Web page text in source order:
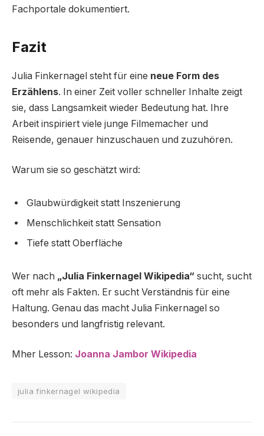
Fachportale dokumentiert.
Fazit
Julia Finkernagel steht für eine neue Form des
Erzählens. In einer Zeit voller schneller Inhalte zeigt
sie, dass Langsamkeit wieder Bedeutung hat. Ihre
Arbeit inspiriert viele junge Filmemacher und
Reisende, genauer hinzuschauen und zuzuhören.
Warum sie so geschätzt wird:
Glaubwürdigkeit statt Inszenierung
Menschlichkeit statt Sensation
Tiefe statt Oberfläche
Wer nach „Julia Finkernagel Wikipedia“ sucht, sucht
oft mehr als Fakten. Er sucht Verständnis für eine
Haltung. Genau das macht Julia Finkernagel so
besonders und langfristig relevant.
Mher Lesson: Joanna Jambor Wikipedia
julia finkernagel wikipedia